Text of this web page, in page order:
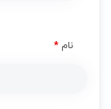
نام *